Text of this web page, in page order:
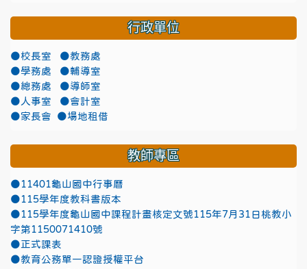
行政單位
●校長室
●教務處
●學務處
●輔導室
●總務處
●導師室
●人事室
●會計室
●家長會
●場地租借
教師專區
●11401龜山國中行事曆
●115學年度教科書版本
●115學年度龜山國中課程計畫核定文號115年7月31日桃教小
字第1150071410號
●正式課表
●教育公務單一認證授權平台